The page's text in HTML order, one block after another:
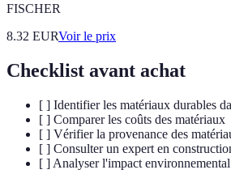
FISCHER
8.32 EURVoir le prix
Checklist avant achat
[ ] Identifier les matériaux durables
[ ] Comparer les coûts des matériaux
[ ] Vérifier la provenance des
[ ] Consulter un expert en
[ ] Analyser l'impact